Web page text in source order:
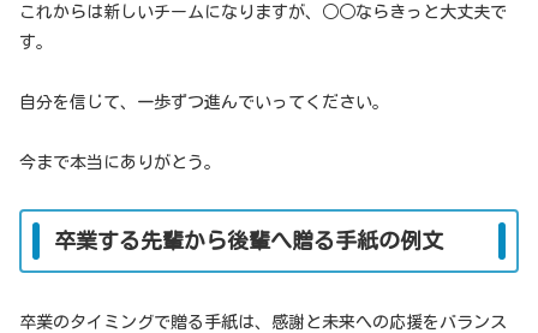
これからは新しいチームになりますが、○○ならきっと大丈夫で
す。
自分を信じて、一歩ずつ進んでいってください。
今まで本当にありがとう。
卒業する先輩から後輩へ贈る手紙の例文
卒業のタイミングで贈る手紙は、感謝と未来への応援をバランス